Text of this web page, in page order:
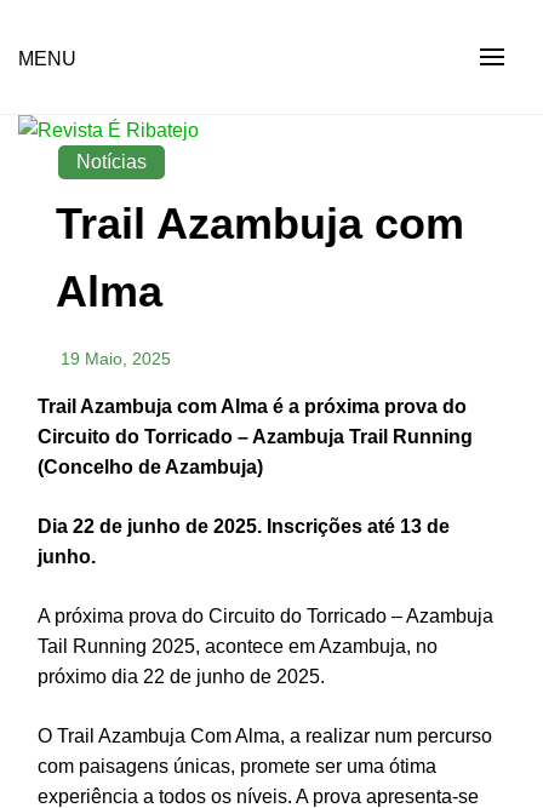
É RIBATEJO – REVISTA
SOCIAL ONLINE
MENU
Notícias
Trail Azambuja com
Alma
19 Maio, 2025
Trail Azambuja com Alma é a próxima prova do
Circuito do Torricado – Azambuja Trail Running
(Concelho de Azambuja)
Dia 22 de junho de 2025. Inscrições até 13 de
junho.
A próxima prova do Circuito do Torricado – Azambuja
Tail Running 2025, acontece em Azambuja, no
próximo dia 22 de junho de 2025.
O Trail Azambuja Com Alma, a realizar num percurso
com paisagens únicas, promete ser uma ótima
experiência a todos os níveis. A prova apresenta-se